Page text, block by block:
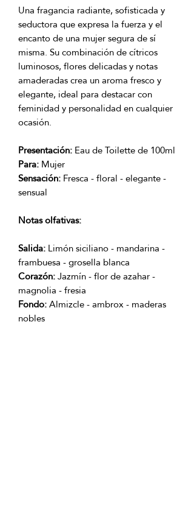
Una fragancia radiante, sofisticada y
seductora que expresa la fuerza y el
encanto de una mujer segura de sí
misma. Su combinación de cítricos
luminosos, flores delicadas y notas
amaderadas crea un aroma fresco y
elegante, ideal para destacar con
feminidad y personalidad en cualquier
ocasión.
Presentación:Eau de Toilette de 100ml
Para:Mujer
Sensación:Fresca - floral - elegante -
sensual
Notas olfativas:
Salida:Limón siciliano - mandarina -
frambuesa - grosella blanca
Corazón:Jazmín - flor de azahar -
magnolia - fresia
Fondo:Almizcle - ambrox - maderas
nobles